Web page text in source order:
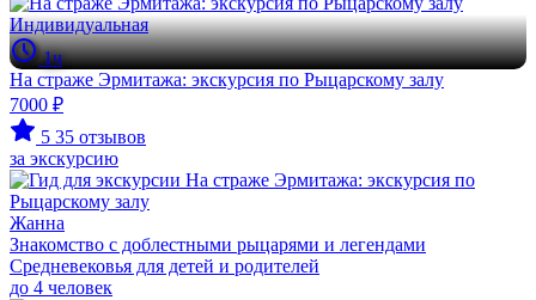
Индивидуальная
1ч
На страже Эрмитажа: экскурсия по Рыцарскому залу
7000 ₽
5 35 отзывов
за экскурсию
Жанна
Знакомство с доблестными рыцарями и легендами
Средневековья для детей и родителей
до 4 человек